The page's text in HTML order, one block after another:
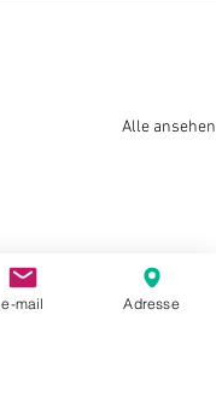
Alle ansehen
e-mail Adresse